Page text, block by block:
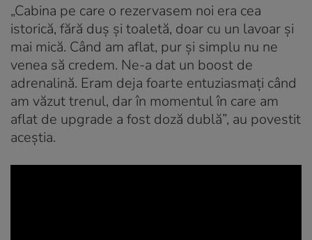
„Cabina pe care o rezervasem noi era cea
istorică, fără duș și toaletă, doar cu un lavoar și
mai mică. Când am aflat, pur și simplu nu ne
venea să credem. Ne-a dat un boost de
adrenalină. Eram deja foarte entuziasmați când
am văzut trenul, dar în momentul în care am
aflat de upgrade a fost doză dublă”, au povestit
aceștia.